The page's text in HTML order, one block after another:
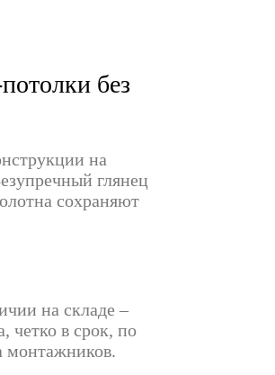
без
на
глянец
сохраняют
на складе –
четко в срок, по
монтажников.